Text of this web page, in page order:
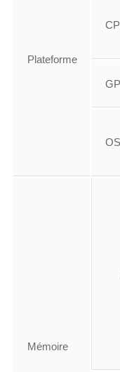
Plateforme
OS
Mémoire